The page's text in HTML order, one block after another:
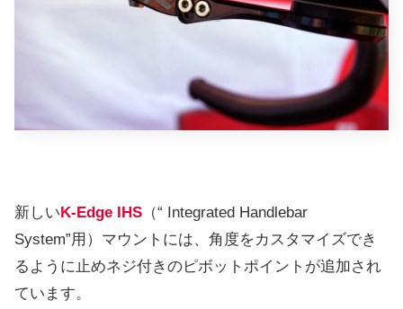
新しいK-Edge IHS （“ Integrated Handlebar
System”用）マウントには、角度をカスタマイズでき
るように止めネジ付きのピボットポイントが追加され
ています。